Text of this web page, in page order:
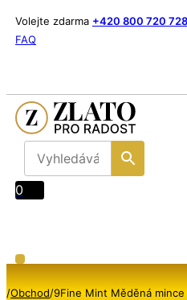
Volejte zdarma +420 800 720 728
FAQ
0
/Obchod/9Fine Mint Měděná